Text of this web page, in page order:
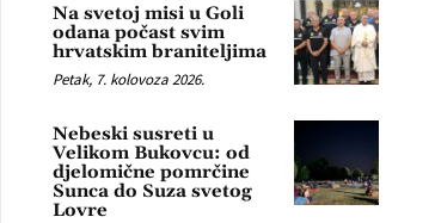
Na svetoj misi u Goli
odana počast svim
hrvatskim braniteljima
Petak, 7. kolovoza 2026.
Nebeski susreti u
Velikom Bukovcu: od
djelomične pomrčine
Sunca do Suza svetog
Lovre